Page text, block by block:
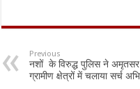
e
b
o
at
sA
p
Previous
नशों के विरुद्ध पुलिस ने अमृतसर
ग्रामीण क्षेत्रों में चलाया सर्च